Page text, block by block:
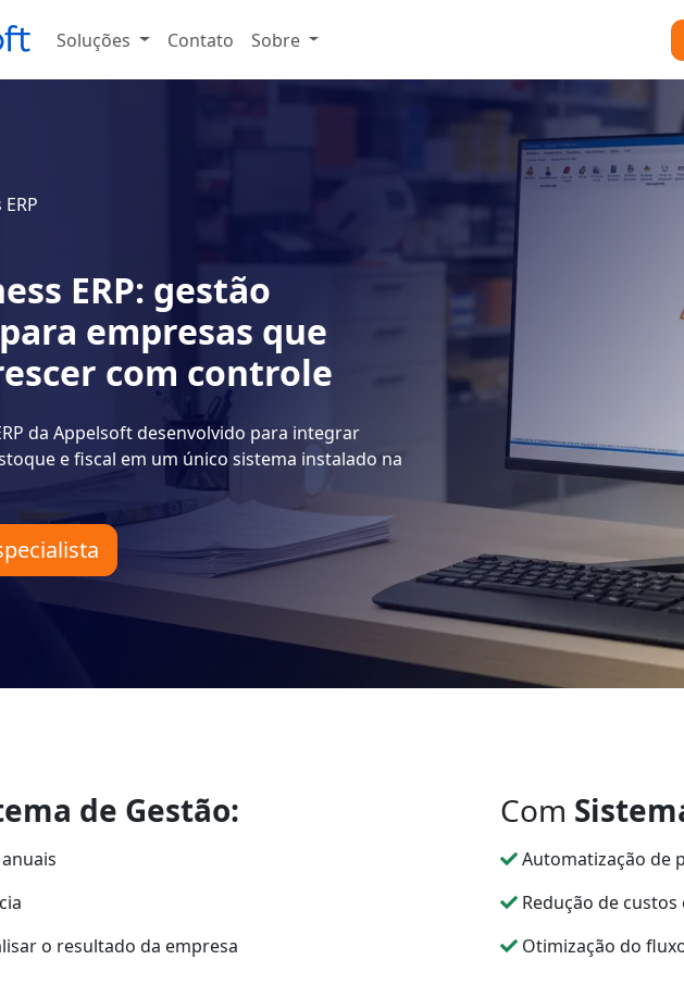
Soluções Contato Sobre
ERP: gestão
empresas que
com controle
da Appelsoft desenvolvido para integrar
e fiscal em um único sistema instalado na
de Gestão:
o resultado da empresa
Com
Automatização de
Redução de custos
Otimização do